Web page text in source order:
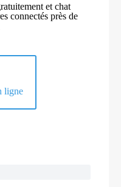
et chat
connectés près de
ligne